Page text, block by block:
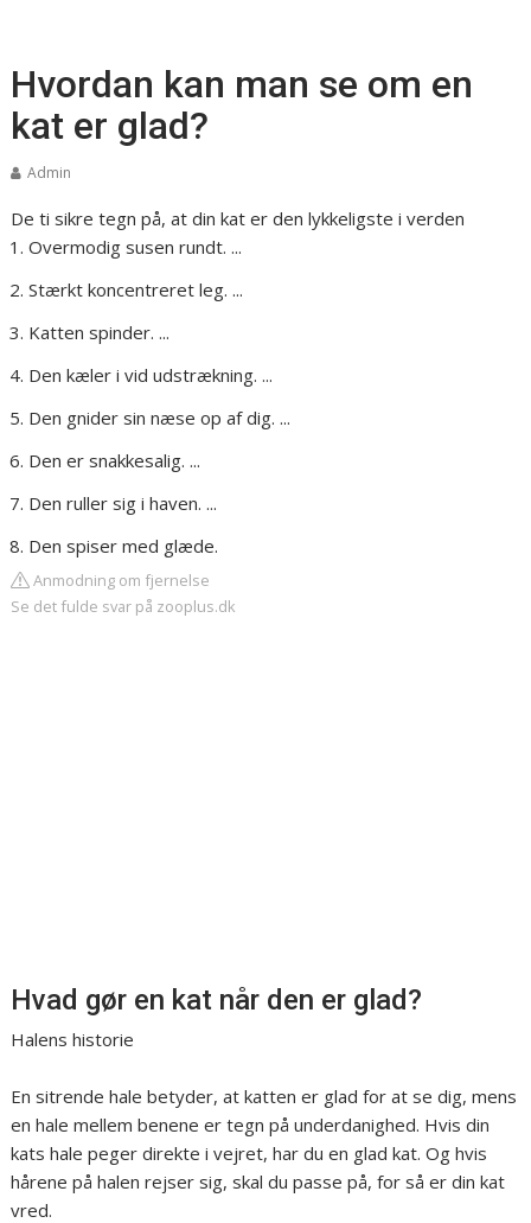
Hvordan kan man se om en
kat er glad?
Admin
De ti sikre tegn på, at din kat er den lykkeligste i verden
Overmodig susen rundt. ...
Stærkt koncentreret leg. ...
Katten spinder. ...
Den kæler i vid udstrækning. ...
Den gnider sin næse op af dig. ...
Den er snakkesalig. ...
Den ruller sig i haven. ...
Den spiser med glæde.
Anmodning om fjernelse
Se det fulde svar på zooplus.dk
Hvad gør en kat når den er glad?
Halens historie
En sitrende hale betyder, at katten er glad for at se dig, mens
en hale mellem benene er tegn på underdanighed. Hvis din
kats hale peger direkte i vejret, har du en glad kat. Og hvis
hårene på halen rejser sig, skal du passe på, for så er din kat
vred.